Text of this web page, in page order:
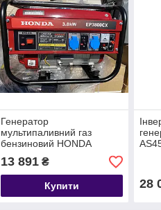
Генератор
мультипаливний газ
бензиновий HONDA
EP3800GAS 3.8 кВт
13 891₴
Купити 28